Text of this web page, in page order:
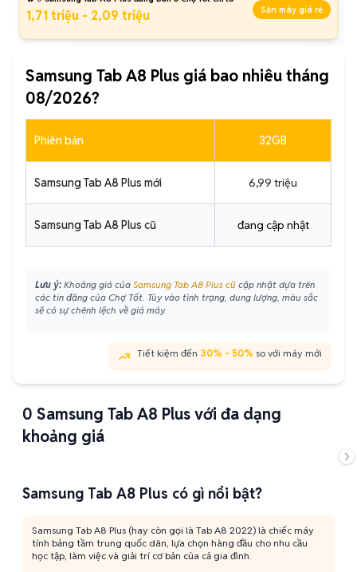
1,71 triệu - 2,09 triệu Săn máy giá rẻ
Samsung Tab A8 Plus giá bao nhiêu tháng
08/2026?
Phiên bản 32GB
Samsung Tab A8 Plus mới 6,99 triệu
Samsung Tab A8 Plus cũ đang cập nhật
Lưu ý: Khoảng giá của Samsung Tab A8 Plus cũ cập nhật dựa trên
các tin đăng của Chợ Tốt. Tùy vào tình trạng, dung lượng, màu sắc
sẽ có sự chênh lệch về giá máy.
Tiết kiệm đến 30% - 50% so với máy mới
0 Samsung Tab A8 Plus với đa dạng
khoảng giá
Samsung Tab A8 Plus có gì nổi bật?
Samsung Tab A8 Plus (hay còn gọi là Tab A8 2022) là chiếc máy
tính bảng tầm trung quốc dân, lựa chọn hàng đầu cho nhu cầu
học tập, làm việc và giải trí cơ bản của cả gia đình.